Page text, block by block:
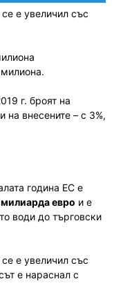
е увеличил със
г. броят на
на внесените – с 3%,
година ЕС е
евро и е
води до търговски
е увеличил със
е нараснал с